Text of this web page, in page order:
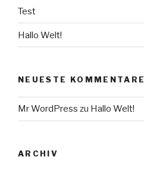
Test
Hallo Welt!
NEUESTE KOMMENTARE
Mr WordPress zu Hallo Welt!
ARCHIV